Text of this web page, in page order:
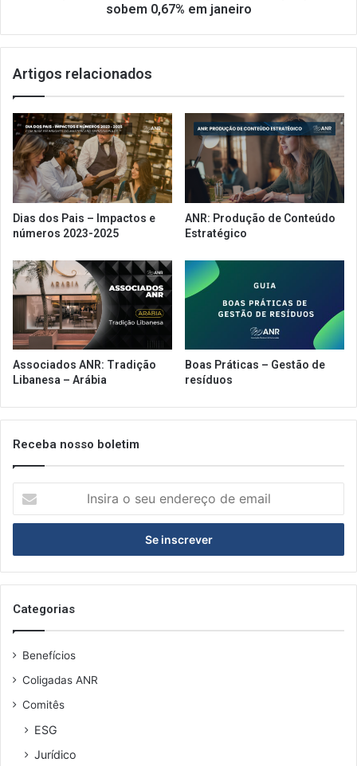
sobem 0,67% em janeiro
Artigos relacionados
Dias dos Pais – Impactos e
números 2023-2025
ANR: Produção de Conteúdo
Estratégico
Associados ANR: Tradição
Libanesa – Arábia
Boas Práticas – Gestão de
resíduos
Receba nosso boletim
seu
de
email
Categorias
Benefícios
Coligadas ANR
Comitês
ESG
Jurídico